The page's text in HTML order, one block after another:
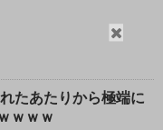
閉
る
たあたりから極端に
ｗｗｗ